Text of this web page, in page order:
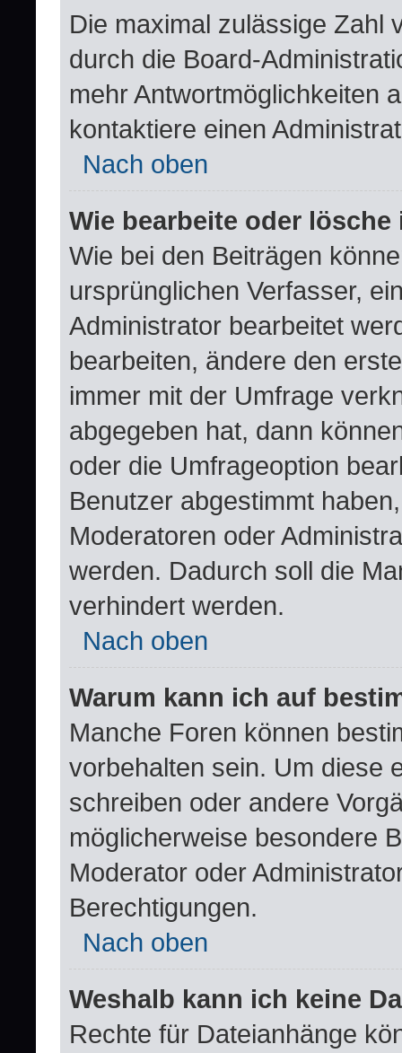
Die maximal zulässige Zahl
durch die Board-
mehr Antwortmöglichkeiten
kontaktiere einen
Nach oben
Wie bearbeite oder
Wie bei den Beiträgen
ursprünglichen Verfasser,
Administrator bearbeitet
bearbeiten, ändere den
immer mit der Umfrage
abgegeben hat, dann
oder die Umfrageoption
Benutzer abgestimmt
Moderatoren oder
werden. Dadurch soll die
verhindert werden.
Nach oben
Warum kann ich auf
Manche Foren können
vorbehalten sein. Um diese
schreiben oder andere
möglicherweise besondere
Moderator oder
Berechtigungen.
Nach oben
Weshalb kann ich keine
Rechte für Dateianhänge